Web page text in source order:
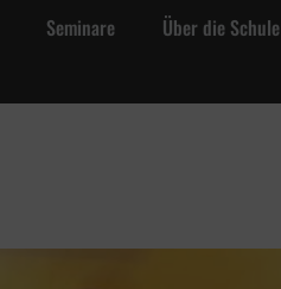
Seminare Über die Schule